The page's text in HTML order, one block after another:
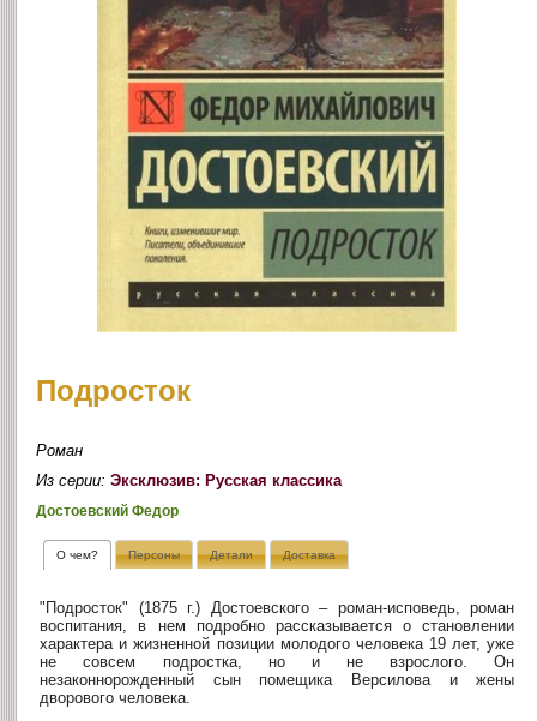
Подросток
Роман
Из серии:Эксклюзив: Русская классика
Достоевский Федор
О чем? Персоны Детали Доставка
"Подросток" (1875 г.) Достоевского – роман-исповедь, роман
воспитания, в нем подробно рассказывается о становлении
характера и жизненной позиции молодого человека 19 лет, уже
не совсем подростка, но и не взрослого. Он
незаконнорожденный сын помещика Версилова и жены
дворового человека.